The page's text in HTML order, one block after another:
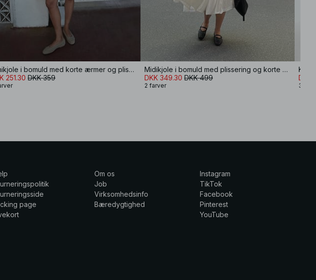
Minikjole i bomuld med korte ærmer og plissering
251.30 DKK 359
Midikjole i bomuld med plissering og korte ærmer
DKK 349.30 DKK 499
2 farver
DKK
3
page
Om os
Job
Virksomhedsinfo
Bæredygtighed
Instagram
TikTok
Facebook
Pinterest
YouTube